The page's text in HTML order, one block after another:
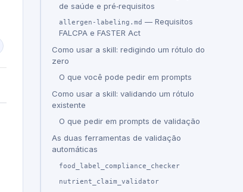
de saúde e pré‑requisitos
allergen-labeling.md — Requisitos
FALCPA e FASTER Act
Como usar a skill: redigindo um rótulo do
zero
O que você pode pedir em prompts
Como usar a skill: validando um rótulo
existente
O que pedir em prompts de validação
As duas ferramentas de validação
automáticas
food_label_compliance_checker
nutrient_claim_validator